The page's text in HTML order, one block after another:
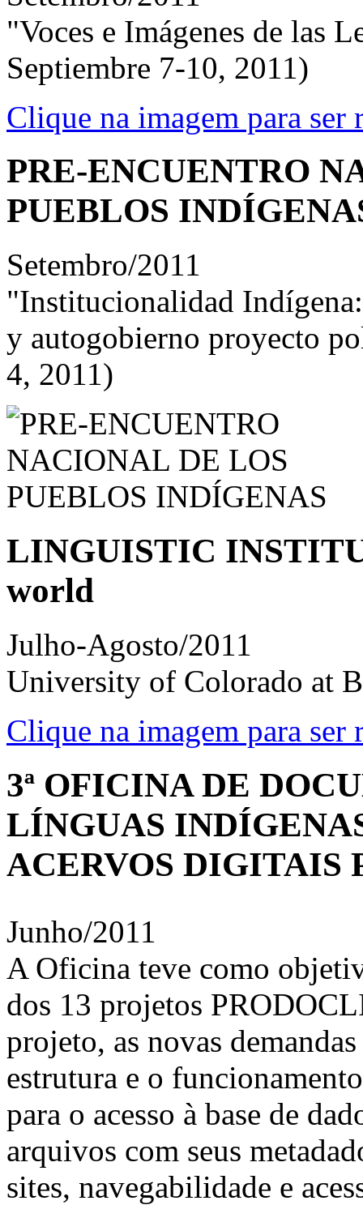
"Voces e Imágenes de las
Septiembre 7-10, 2011)
Clique na imagem para
PRE-ENCUENTRO
PUEBLOS
Setembro/2011
"Institucionalidad
y autogobierno proyecto
4, 2011)
LINGUISTIC
world
Julho-Agosto/2011
University of Colorado at
Clique na imagem para
3ª OFICINA DE
LÍNGUAS
ACERVOS DIGITAIS
Junho/2011
A Oficina teve como
dos 13 projetos
projeto, as novas
estrutura e o
para o acesso à base de
arquivos com seus
sites, navegabilidade e